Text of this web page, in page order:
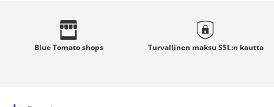
Blue Tomatoshops Turvallinen maksu SSL:n kautta